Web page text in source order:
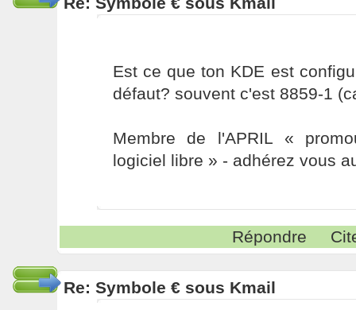
Est ce que ton KDE est
défaut? souvent c'est 8859-1
Membre de l'APRIL «
logiciel libre » - adhérez vous
Répondre
Re: Symbole € sous Kmail